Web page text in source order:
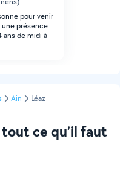
pour venir
présence
ans de midi à
Ain Léaz
ce qu’il faut